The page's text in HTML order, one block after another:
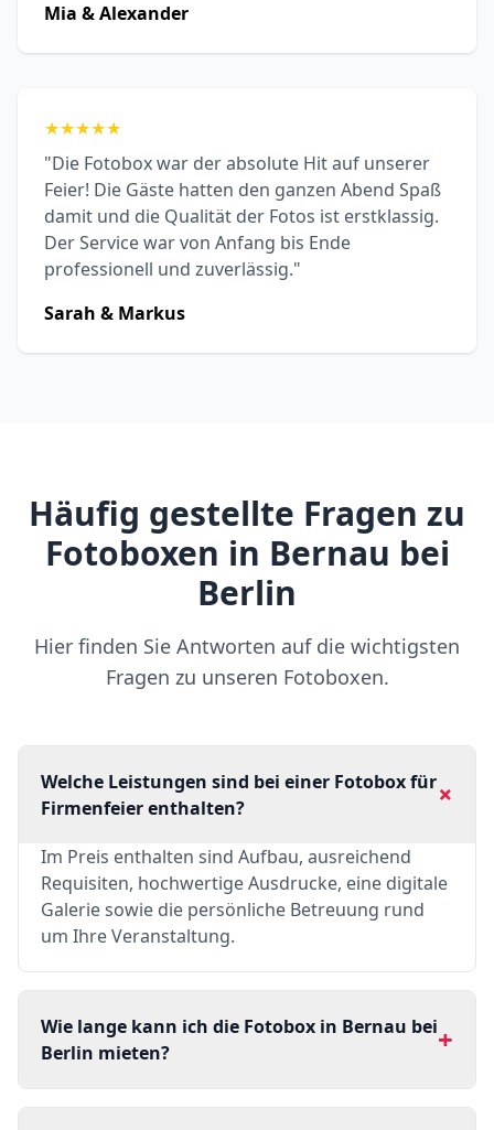
Mia & Alexander
★★★★★
"Die Fotobox war der absolute Hit auf unserer
Feier! Die Gäste hatten den ganzen Abend Spaß
damit und die Qualität der Fotos ist erstklassig.
Der Service war von Anfang bis Ende
professionell und zuverlässig."
Sarah & Markus
Häufig gestellte Fragen zu
Fotoboxen in Bernau bei
Berlin
Hier finden Sie Antworten auf die wichtigsten
Fragen zu unseren Fotoboxen.
Welche Leistungen sind bei einer Fotobox für
Firmenfeier enthalten?
+
Im Preis enthalten sind Aufbau, ausreichend
Requisiten, hochwertige Ausdrucke, eine digitale
Galerie sowie die persönliche Betreuung rund
um Ihre Veranstaltung.
Wie lange kann ich die Fotobox in Bernau bei
Berlin mieten?
+